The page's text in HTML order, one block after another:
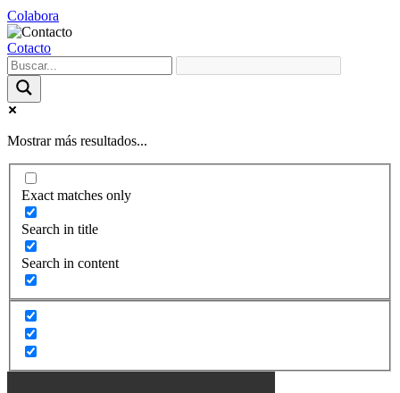
Colabora
Cotacto
Mostrar más resultados...
Exact matches only
Search in title
Search in content